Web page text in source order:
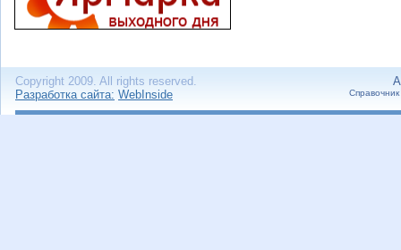
Copyright 2009. All rights reserved.
Разработка сайта: WebInside